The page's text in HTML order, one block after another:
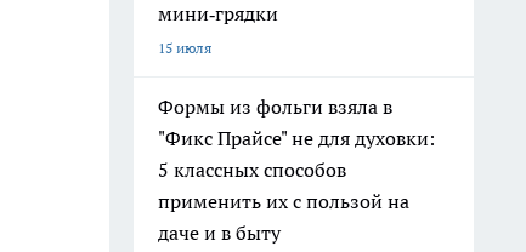
мини‑грядки
15 июля
Формы из фольги взяла в
"Фикс Прайсе" не для духовки:
5 классных способов
применить их с пользой на
даче и в быту